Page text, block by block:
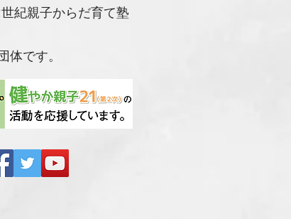
た！
紀親子からだ育て塾
です。